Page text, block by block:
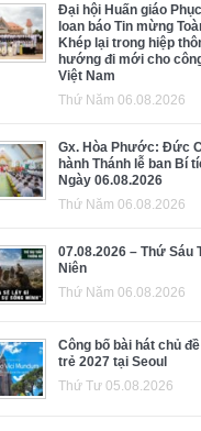
Đại hội Huấn giáo
loan báo Tin mừng
Khép lại trong hiệp
hướng đi mới cho
Việt Nam
Thứ Năm 06.08.2026
Gx. Hòa Phước: Đức
hành Thánh lễ ban Bí
Ngày 06.08.2026
Thứ Năm 06.08.2026
07.08.2026 – Thứ Sáu
Niên
Thứ Năm 06.08.2026
Công bố bài hát chủ
trẻ 2027 tại Seoul
Thứ Tư 05.08.2026